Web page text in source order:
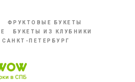
ФРУКТОВЫЕ БУКЕТЫ
БУКЕТЫ ИЗ КЛУБНИКИ
САНКТ-ПЕТЕРБУРГ